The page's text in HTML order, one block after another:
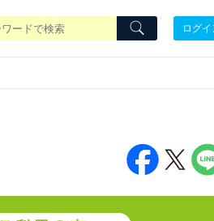
ログ